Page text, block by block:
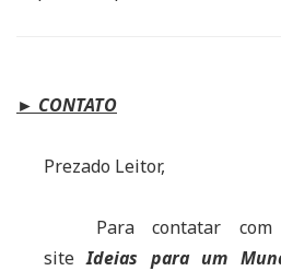
► CONTATO
Prezado Leitor,
Para contatar
siteIdeias para um